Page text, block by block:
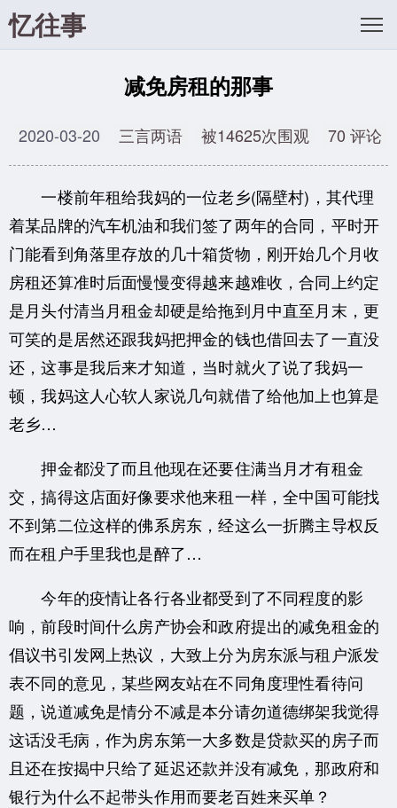
忆往事
减免房租的那事
2020-03-20 三言两语 被14625次围观 70 评论
一楼前年租给我妈的一位老乡(隔壁村)，其代理
着某品牌的汽车机油和我们签了两年的合同，平时开
门能看到角落里存放的几十箱货物，刚开始几个月收
房租还算准时后面慢慢变得越来越难收，合同上约定
是月头付清当月租金却硬是给拖到月中直至月末，更
可笑的是居然还跟我妈把押金的钱也借回去了一直没
还，这事是我后来才知道，当时就火了说了我妈一
顿，我妈这人心软人家说几句就借了给他加上也算是
老乡…
押金都没了而且他现在还要住满当月才有租金
交，搞得这店面好像要求他来租一样，全中国可能找
不到第二位这样的佛系房东，经这么一折腾主导权反
而在租户手里我也是醉了…
今年的疫情让各行各业都受到了不同程度的影
响，前段时间什么房产协会和政府提出的减免租金的
倡议书引发网上热议，大致上分为房东派与租户派发
表不同的意见，某些网友站在不同角度理性看待问
题，说道减免是情分不减是本分请勿道德绑架我觉得
这话没毛病，作为房东第一大多数是贷款买的房子而
且还在按揭中只给了延迟还款并没有减免，那政府和
银行为什么不起带头作用而要老百姓来买单？